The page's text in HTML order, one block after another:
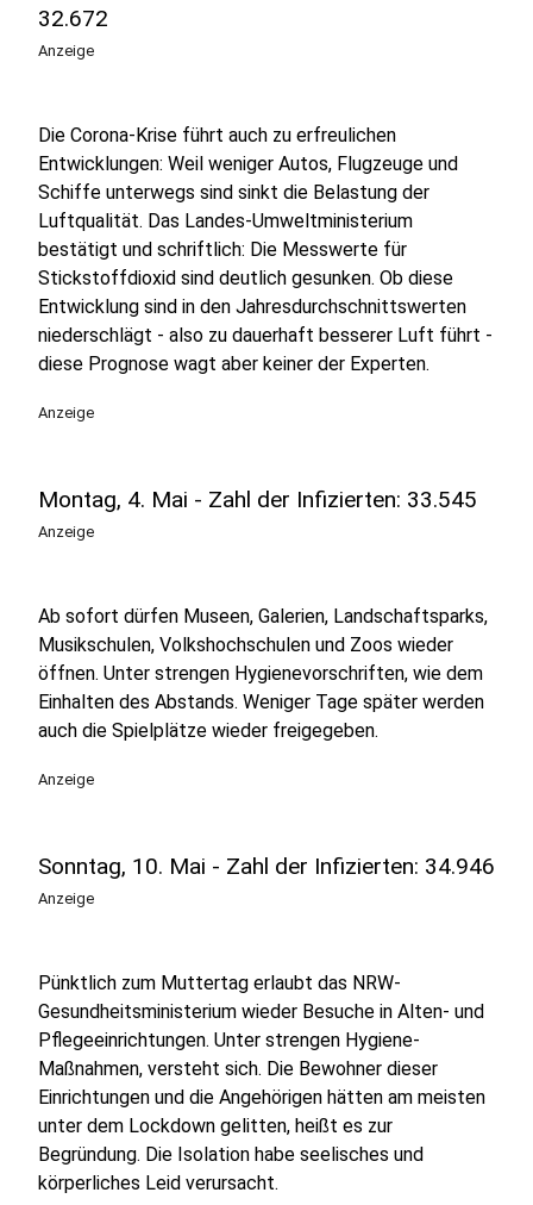
32.672
Anzeige
Die Corona-Krise führt auch zu erfreulichen
Entwicklungen: Weil weniger Autos, Flugzeuge und
Schiffe unterwegs sind sinkt die Belastung der
Luftqualität. Das Landes-Umweltministerium
bestätigt und schriftlich: Die Messwerte für
Stickstoffdioxid sind deutlich gesunken. Ob diese
Entwicklung sind in den Jahresdurchschnittswerten
niederschlägt - also zu dauerhaft besserer Luft führt -
diese Prognose wagt aber keiner der Experten.
Anzeige
Montag, 4. Mai - Zahl der Infizierten: 33.545
Anzeige
Ab sofort dürfen Museen, Galerien, Landschaftsparks,
Musikschulen, Volkshochschulen und Zoos wieder
öffnen. Unter strengen Hygienevorschriften, wie dem
Einhalten des Abstands. Weniger Tage später werden
auch die Spielplätze wieder freigegeben.
Anzeige
Sonntag, 10. Mai - Zahl der Infizierten: 34.946
Anzeige
Pünktlich zum Muttertag erlaubt das NRW-
Gesundheitsministerium wieder Besuche in Alten- und
Pflegeeinrichtungen. Unter strengen Hygiene-
Maßnahmen, versteht sich. Die Bewohner dieser
Einrichtungen und die Angehörigen hätten am meisten
unter dem Lockdown gelitten, heißt es zur
Begründung. Die Isolation habe seelisches und
körperliches Leid verursacht.